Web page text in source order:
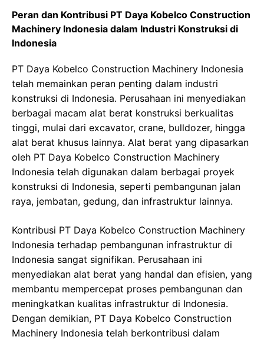
Peran dan Kontribusi PT Daya Kobelco Construction
Machinery Indonesia dalam Industri Konstruksi di
Indonesia
PT Daya Kobelco Construction Machinery Indonesia
telah memainkan peran penting dalam industri
konstruksi di Indonesia. Perusahaan ini menyediakan
berbagai macam alat berat konstruksi berkualitas
tinggi, mulai dari excavator, crane, bulldozer, hingga
alat berat khusus lainnya. Alat berat yang dipasarkan
oleh PT Daya Kobelco Construction Machinery
Indonesia telah digunakan dalam berbagai proyek
konstruksi di Indonesia, seperti pembangunan jalan
raya, jembatan, gedung, dan infrastruktur lainnya.
Kontribusi PT Daya Kobelco Construction Machinery
Indonesia terhadap pembangunan infrastruktur di
Indonesia sangat signifikan. Perusahaan ini
menyediakan alat berat yang handal dan efisien, yang
membantu mempercepat proses pembangunan dan
meningkatkan kualitas infrastruktur di Indonesia.
Dengan demikian, PT Daya Kobelco Construction
Machinery Indonesia telah berkontribusi dalam